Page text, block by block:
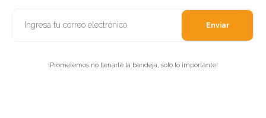
Enviar
¡Prometemos no llenarte la bandeja, solo lo importante!